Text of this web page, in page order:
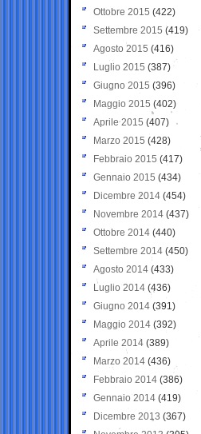
Ottobre 2015 (422)
Settembre 2015 (419)
Agosto 2015 (416)
Luglio 2015 (387)
Giugno 2015 (396)
Maggio 2015 (402)
Aprile 2015 (407)
Marzo 2015 (428)
Febbraio 2015 (417)
Gennaio 2015 (434)
Dicembre 2014 (454)
Novembre 2014 (437)
Ottobre 2014 (440)
Settembre 2014 (450)
Agosto 2014 (433)
Luglio 2014 (436)
Giugno 2014 (391)
Maggio 2014 (392)
Aprile 2014 (389)
Marzo 2014 (436)
Febbraio 2014 (386)
Gennaio 2014 (419)
Dicembre 2013 (367)